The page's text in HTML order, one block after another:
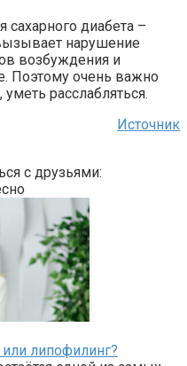
сахарного диабета –
нарушение
возбуждения и
Поэтому очень важно
расслабляться.
Источник
с друзьями:
липофилинг?